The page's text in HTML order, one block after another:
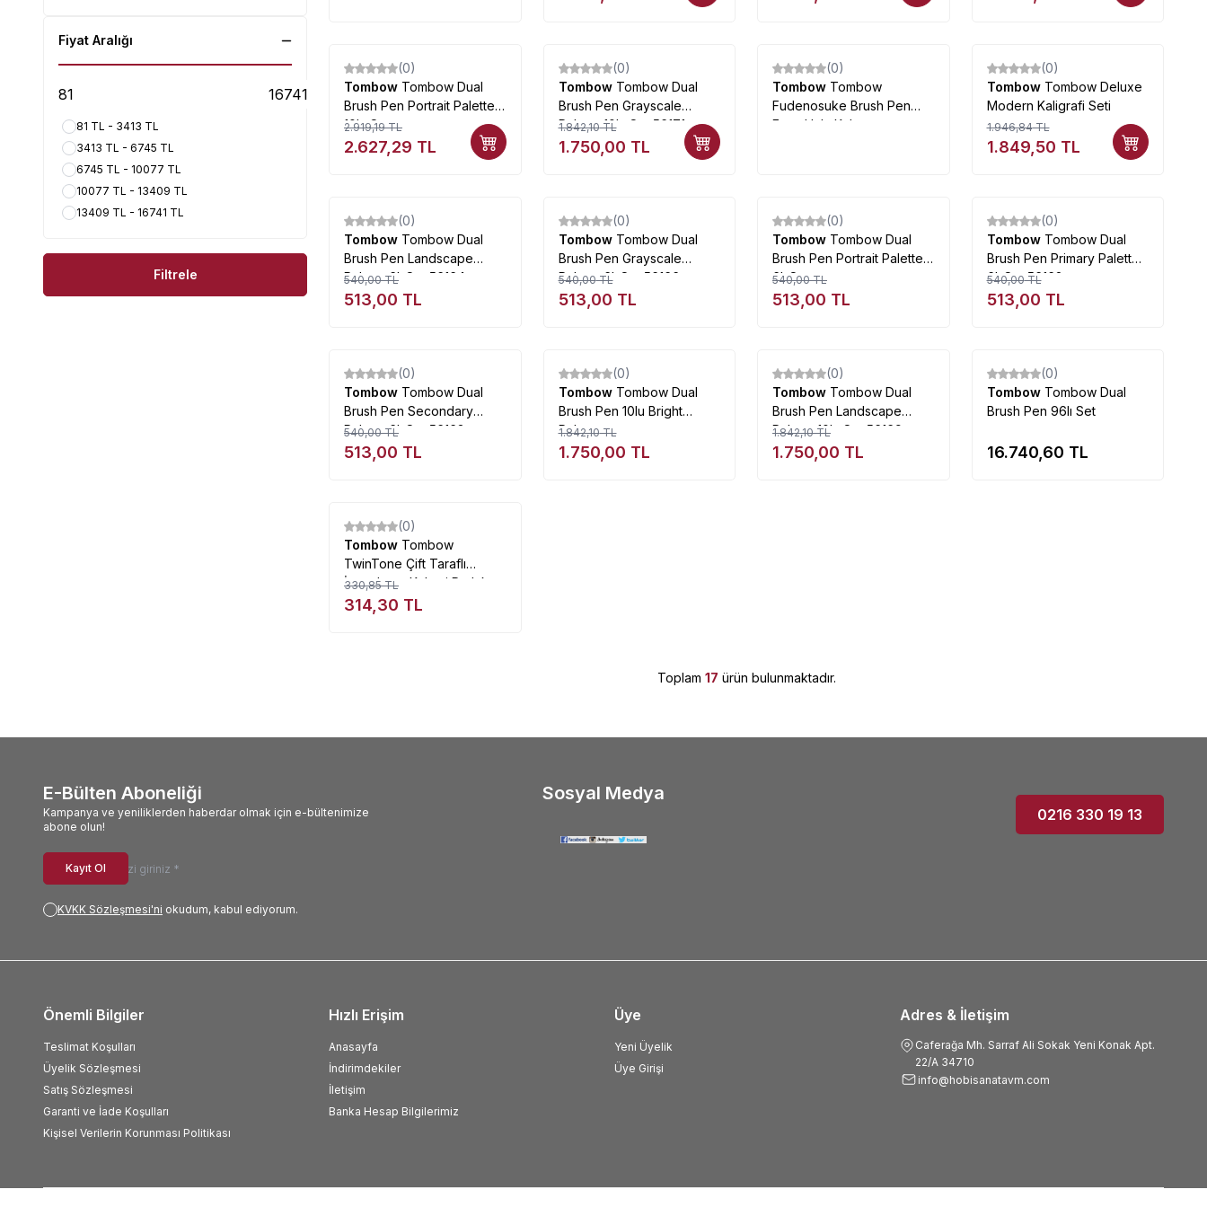
Fiyat Aralığı
81 TL - 3413 TL
3413 TL - 6745 TL
6745 TL - 10077 TL
10077 TL - 13409 TL
13409 TL - 16741 TL
Filtrele
%10
(0)
Tombow Tombow Dual
Brush Pen Portrait Palette
10lu Set
2.919,19TL
2.627,29 TL
%5
(0)
Tombow Tombow Dual
Brush Pen Grayscale
Palette 10lu Set 56171
1.842,10TL
1.750,00 TL
(0)
Tombow Tombow
Fudenosuke Brush Pen
Fırça Uçlu Kalem
%5
(0)
Tombow Tombow Deluxe
Modern Kaligrafi Seti
1.946,84TL
1.849,50 TL
%5
(0)
Tombow Tombow Dual
Brush Pen Landscape
Palette 6lı Set 56164
540,00TL
513,00 TL
%5
(0)
Tombow Tombow Dual
Brush Pen Grayscale
Palette 6lı Set 56166
540,00TL
513,00 TL
%5
(0)
Tombow Tombow Dual
Brush Pen Portrait Palette
6lı Set
540,00TL
513,00 TL
%5
(0)
Tombow Tombow Dual
Brush Pen Primary Palette
6lı Set 56162
540,00TL
513,00 TL
%5
(0)
Tombow Tombow Dual
Brush Pen Secondary
Palette 6lı Set 56163
540,00TL
513,00 TL
%5
(0)
Tombow Tombow Dual
Brush Pen 10lu Bright
Palette
1.842,10TL
1.750,00 TL
%5
(0)
Tombow Tombow Dual
Brush Pen Landscape
Palette 10lu Set 56169
1.842,10TL
1.750,00 TL
(0)
Tombow Tombow Dual
Brush Pen 96lı Set
16.740,60 TL
%5
(0)
Tombow Tombow
TwinTone Çift Taraflı
İşaretleme Kalemi Parlak
Renkler 12li
330,85TL
314,30 TL
Toplam 17 ürün bulunmaktadır.
E-Bülten Aboneliği
Kampanya ve yeniliklerden haberdar olmak için e-bültenimize
abone olun!
Kayıt Ol
KVKK Sözleşmesi'ni okudum, kabul ediyorum.
Sosyal Medya
0216 330 19 13
Adres & İletişim
Caferağa Mh. Sarraf Ali Sokak Yeni Konak Apt.
22/A 34710
info@hobisanatavm.com
Önemli Bilgiler
Teslimat Koşulları
Üyelik Sözleşmesi
Satış Sözleşmesi
Garanti ve İade Koşulları
Kişisel Verilerin Korunması Politikası
Hızlı Erişim
Anasayfa
İndirimdekiler
İletişim
Banka Hesap Bilgilerimiz
Üye
Yeni Üyelik
Üye Girişi